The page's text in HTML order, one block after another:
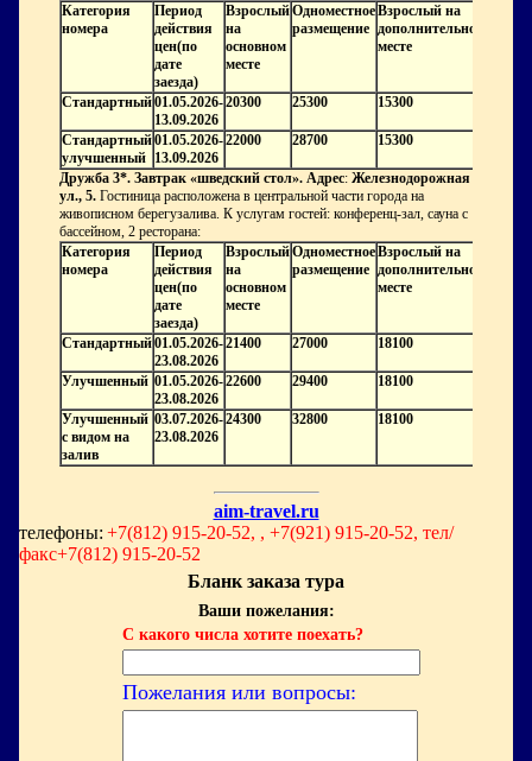
Категория
номера
Период
действия
цен(по
дате
заезда)
Взрослый
на
основном
месте
Одноместное
размещение
Взрослый на
дополнительном
месте
Стандартный01.05.2026-
13.09.2026
20300 25300 15300
Стандартный
улучшенный
01.05.2026-
13.09.2026
22000 28700 15300
Дружба 3*. Завтрак «шведский стол». Адрес: Железнодорожная
ул., 5. Гостиница расположена в центральной части города на
живописном берегузалива. К услугам гостей: конференц-зал, сауна с
бассейном, 2 ресторана:
Категория
номера
Период
действия
цен(по
дате
заезда)
Взрослый
на
основном
месте
Одноместное
размещение
Взрослый на
дополнительном
месте
Стандартный01.05.2026-
23.08.2026
21400 27000 18100
Улучшенный 01.05.2026-
23.08.2026
22600 29400 18100
Улучшенный
с видом на
залив
03.07.2026-
23.08.2026
24300 32800 18100
aim-travel.ru
телефоны: +7(812) 915-20-52, , +7(921) 915-20-52, тел/
факс+7(812) 915-20-52
Бланк заказа тура
Ваши пожелания:
С какого числа хотите поехать?
Пожелания или вопросы: